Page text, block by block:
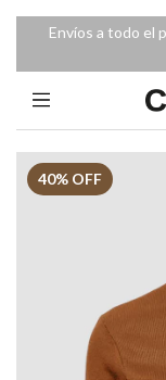
Envíos a todo el
40% OFF